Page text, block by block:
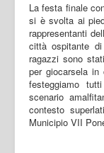
La festa finale
si è svolta ai
rappresentanti
città ospitante
ragazzi sono
per giocarsela
festeggiamo
scenario
contesto
Municipio VII